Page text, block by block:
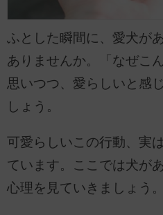
ふとした瞬間に、愛犬が
ありませんか。「なぜこ
思いつつ、愛らしいと感
しょう。
可愛らしいこの行動、実
ています。ここでは犬が
心理を見ていきましょう。